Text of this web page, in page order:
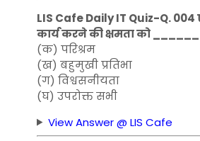
LIS Cafe Daily IT Quiz-Q.
कार्य करने की क्षमता को ______
(क) परिश्रम
(ख) ​​बहुमुखी प्रतिभा
(ग) विश्वसनीयता
(घ) उपरोक्त सभी
View Answer @ LIS Cafe